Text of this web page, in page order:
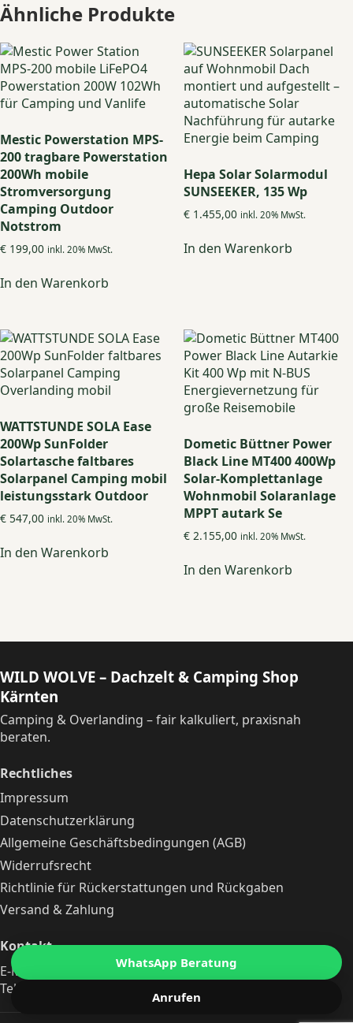
Ähnliche Produkte
Mestic Powerstation MPS-
200 tragbare Powerstation
200Wh mobile
Stromversorgung
Camping Outdoor
Notstrom
€ 199,00 inkl. 20% MwSt.
In den Warenkorb
Hepa Solar Solarmodul
SUNSEEKER, 135 Wp
€1.455,00 inkl. 20% MwSt.
In den Warenkorb
WATTSTUNDE SOLA Ease
200Wp SunFolder
Solartasche faltbares
Solarpanel Camping mobil
leistungsstark Outdoor
€ 547,00 inkl. 20% MwSt.
In den Warenkorb
Dometic Büttner Power
Black Line MT400 400Wp
Solar-Komplettanlage
Wohnmobil Solaranlage
MPPT autark Se
€2.155,00 inkl. 20% MwSt.
In den Warenkorb
WILD WOLVE – Dachzelt & Camping Shop
Kärnten
Camping & Overlanding – fair kalkuliert, praxisnah
beraten.
Rechtliches
Impressum
Datenschutzerklärung
Allgemeine Geschäftsbedingungen (AGB)
Widerrufsrecht
Richtlinie für Rückerstattungen und Rückgaben
Versand & Zahlung
Kontakt
E-Mail:
michaelleitgeb@zieh-mit-dem-wolf.at
Telefon:
WhatsApp Beratung
Anrufen